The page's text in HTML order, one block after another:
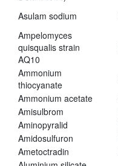
Asulam sodium
Ampelomyces
quisqualis strain
AQ10
Ammonium
thiocyanate
Ammonium acetate
Amisulbrom
Aminopyralid
Amidosulfuron
Ametoctradin